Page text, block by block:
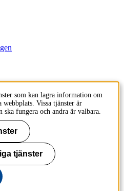
som kan lagra information om
webbplats. Vissa tjänster är
ska fungera och andra är valbara.
tjänster